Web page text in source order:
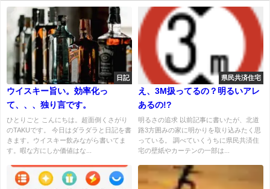
日記
ウイスキー旨い。効率化っ
て、、、独り言です。
ひとりごと こんにちは。超面倒くさがり
のTAKUです。 今日はダラダラと日記を書
きます。ウイスキー飲みながら書いてま
す。暇な方にしか価値はな...
県民共済住宅
え、3M扱ってるの？明るいアレ
あるの!?
明るさの追求 以前記事に書いたが、北道
路3方囲みの家に明かりを取り込みたく思
っている。 調べていくうちに県民共済住
宅の壁紙やカーテンの一部は...